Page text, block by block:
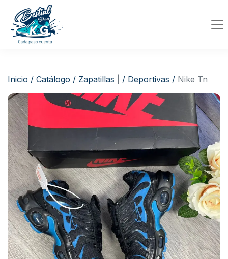
Inicio / Catálogo / Zapatillas / Deportivas / Nike Tn